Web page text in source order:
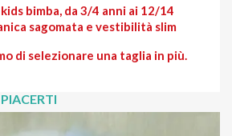
bimba, da 3/4 anni ai 12/14
sagomata e vestibilità slim
di selezionare una taglia in più.